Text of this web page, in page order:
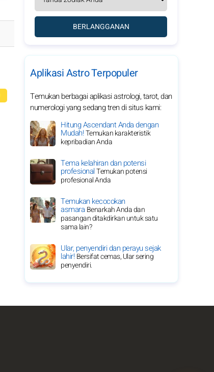
BERLANGGANAN
Aplikasi Astro Terpopuler
Temukan berbagai aplikasi astrologi, tarot, dan
numerologi yang sedang tren di situs kami:
Hitung Ascendant Anda dengan
Mudah!Temukan karakteristik
kepribadian Anda
Tema kelahiran dan potensi
profesionalTemukan potensi
profesional Anda
Temukan kecocokan
asmara Benarkah Anda dan
pasangan ditakdirkan untuk satu
sama lain?
Ular, penyendiri dan perayu sejak
lahir!Bersifat cemas, Ular sering
penyendiri.